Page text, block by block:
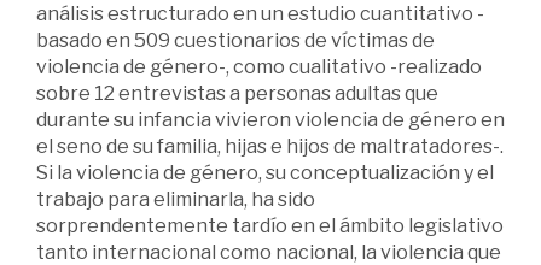
análisis estructurado en un estudio cuantitativo -
basado en 509 cuestionarios de víctimas de
violencia de género-, como cualitativo -realizado
sobre 12 entrevistas a personas adultas que
durante su infancia vivieron violencia de género en
el seno de su familia, hijas e hijos de maltratadores-.
Si la violencia de género, su conceptualización y el
trabajo para eliminarla, ha sido
sorprendentemente tardío en el ámbito legislativo
tanto internacional como nacional, la violencia que